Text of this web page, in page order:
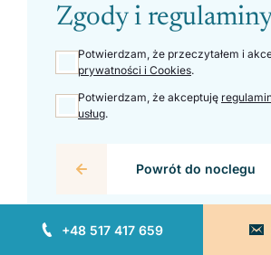
+48 517 417 659
Zgody i
Potwierdzam, że przeczytałem i
prywatności i Cookies.
Potwierdzam, że akceptuję
usług.
Powrót do noclegu